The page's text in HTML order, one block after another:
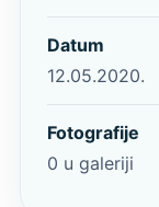
Datum
12.05.2020.
Fotografije
0 u galeriji